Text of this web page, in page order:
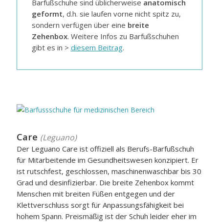
Barfußschuhe sind üblicherweise anatomisch
geformt, d.h. sie laufen vorne nicht spitz zu,
sondern verfügen über eine breite
Zehenbox. Weitere Infos zu Barfußschuhen
gibt es in > diesem Beitrag.
Care (Leguano)
Der Leguano Care ist offiziell als Berufs-Barfußschuh
für Mitarbeitende im Gesundheitswesen konzipiert. Er
ist rutschfest, geschlossen, maschinenwaschbar bis 30
Grad und desinfizierbar. Die breite Zehenbox kommt
Menschen mit breiten Füßen entgegen und der
Klettverschluss sorgt für Anpassungsfähigkeit bei
hohem Spann. Preismäßig ist der Schuh leider eher im